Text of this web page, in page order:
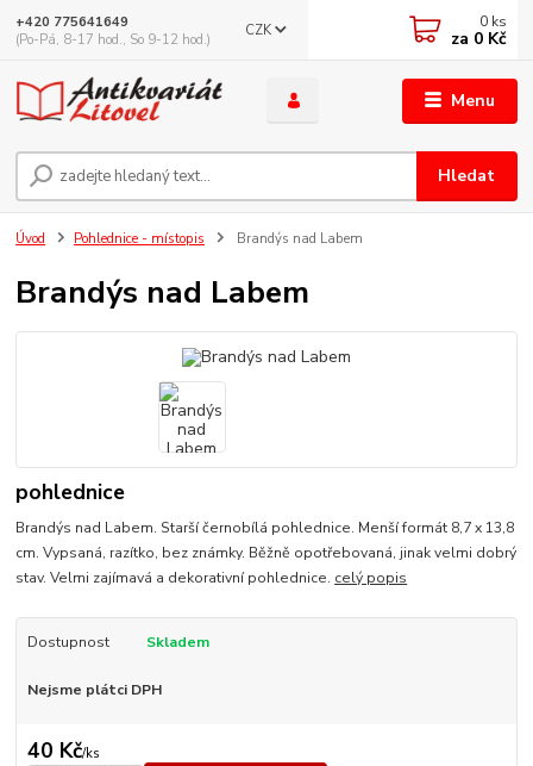
Menu
CZK
Hledat
+420 775641649
(Po-Pá, 8-17 hod., So 9-12 hod.)
0 ks
za 0 Kč
Úvod Pohlednice - místopis Brandýs nad Labem
Brandýs nad Labem
pohlednice
Brandýs nad Labem. Starší černobílá pohlednice. Menší formát 8,7 x 13,8
cm. Vypsaná, razítko, bez známky. Běžně opotřebovaná, jinak velmi dobrý
stav. Velmi zajímavá a dekorativní pohlednice. celý popis
Dostupnost Skladem
Nejsme plátci DPH
40 Kč/ks